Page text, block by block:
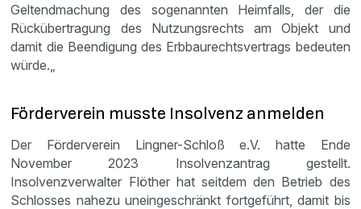
Geltendmachung des sogenannten Heimfalls, der die
Rückübertragung des Nutzungsrechts am Objekt und
damit die Beendigung des Erbbaurechtsvertrags bedeuten
würde.„
Förderverein musste Insolvenz anmelden
Der Förderverein Lingner-Schloß e.V. hatte Ende
November 2023 Insolvenzantrag gestellt.
Insolvenzverwalter Flöther hat seitdem den Betrieb des
Schlosses nahezu uneingeschränkt fortgeführt, damit bis